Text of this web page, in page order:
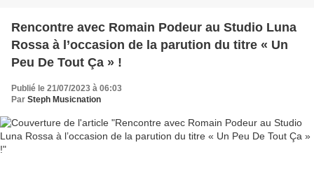
Rencontre avec Romain Podeur au Studio Luna
Rossa à l’occasion de la parution du titre « Un
Peu De Tout Ça » !
Publié le 21/07/2023 à 06:03
Par Steph Musicnation